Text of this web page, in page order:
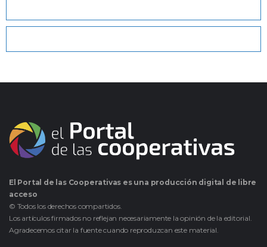
El Portal de las Cooperativas es una producción digital de libre
acceso
© Todos los derechos compartidos.
Los artículos firmados no reflejan necesariamente la opinión de la editorial.
Agradecemos citar la fuente cuando reproduzcan este material.